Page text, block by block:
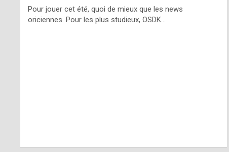
Pour jouer cet été, quoi de mieux que les news
oriciennes. Pour les plus studieux, OSDK…